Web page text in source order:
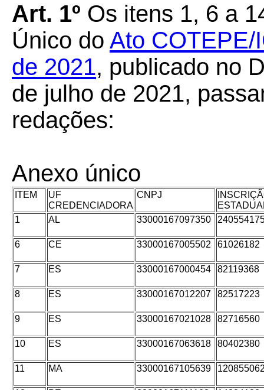
Art. 1º Os itens 1, 6 a
Único do Ato COTEPE/
de 2021, publicado no
de julho de 2021,
redações:
Anexo único
ITEM
UF
CREDENCIADORA
CNPJ
1
AL 33000167097350
6 CE 33000167005502 61026182
7 ES 33000167000454 82119368
8 ES 33000167012207 82517223
9 ES 33000167021028 82716560
10 ES 33000167063618 80402380
11 MA 33000167105639